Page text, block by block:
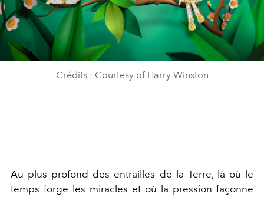
Crédits : Courtesy of Harry Winston
Au plus profond des entrailles de la Terre, là où le
temps forge les miracles et où la pression façonne